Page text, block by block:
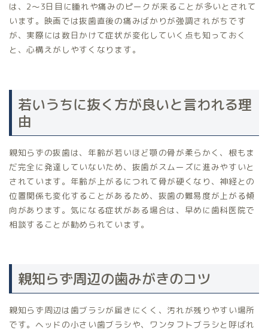
は、2〜3日目に腫れや痛みのピークが来ることが多いとされて
います。映画では抜歯直後の痛みばかりが強調されがちです
が、実際には数日かけて症状が変化していく点も知っておく
と、心構えがしやすくなります。
若いうちに抜く方が良いと言われる理
由
親知らずの抜歯は、年齢が若いほど顎の骨が柔らかく、根もま
だ完全に発達していないため、抜歯がスムーズに進みやすいと
されています。年齢が上がるにつれて骨が硬くなり、神経との
位置関係も変化することがあるため、抜歯の難易度が上がる傾
向があります。気になる症状がある場合は、早めに歯科医院で
相談することが勧められています。
親知らず周辺の歯みがきのコツ
親知らず周辺は歯ブラシが届きにくく、汚れが残りやすい場所
です。ヘッドの小さい歯ブラシや、ワンタフトブラシと呼ばれ